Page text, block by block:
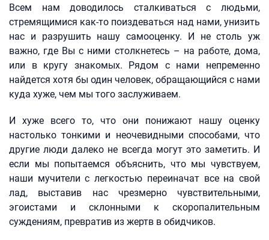
Всем нам доводилось сталкиваться с людьми,
стремящимися как-то поиздеваться над нами, унизить
нас и разрушить нашу самооценку. И не столь уж
важно, где Вы с ними столкнетесь – на работе, дома,
или в кругу знакомых. Рядом с нами непременно
найдется хотя бы один человек, обращающийся с нами
куда хуже, чем мы того заслуживаем.
И хуже всего то, что они понижают нашу оценку
настолько тонкими и неочевидными способами, что
другие люди далеко не всегда могут это заметить. И
если мы попытаемся объяснить, что мы чувствуем,
наши мучители с легкостью переиначат все на свой
лад, выставив нас чрезмерно чувствительными,
эгоистами и склонными к скоропалительным
суждениям, превратив из жертв в обидчиков.